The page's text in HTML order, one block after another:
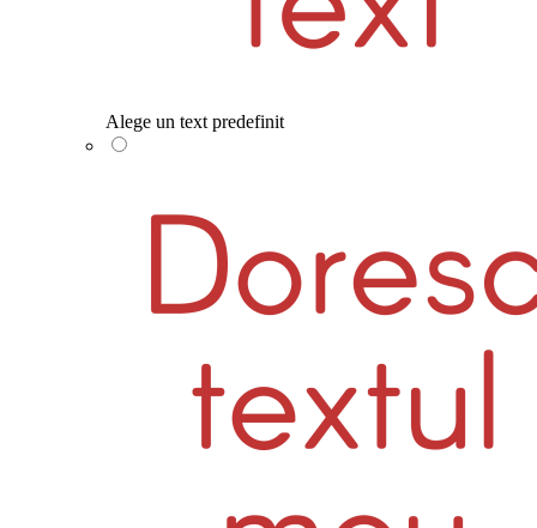
Alege un text predefinit